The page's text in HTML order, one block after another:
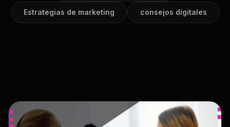
Estrategias de marketing consejos digitales